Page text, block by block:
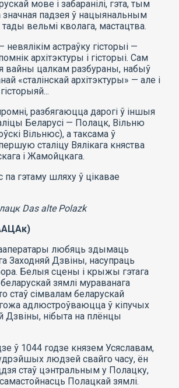
мове і забаранілі, гэта, тым
падзея ў нацыянальным
вельмі кволага, мастацтва.
невялікім астраўку гісторыі —
архітэктуры і гісторыі. Сам
вайны цалкам разбураны, набыў
«сталінскай архітэктуры» — але і
разбягаюцца дарогі ў іншыя
Беларусі — Полацк, Вільню
Вільнюс), а таксама ў
сталіцу Вялікага княства
і Жамойцкага.
гэтаму шляху ў цікавае
Das alte Polazk
любяць здымаць
Заходняй Дзвіны, насупраць
Белыя сцены і крыжы гэтага
зямлі мураванага
стаў сімвалам беларускай
адлюстроўваюцца ў кіпучых
Дзвіны, нібыта на плёнцы
ў 1044 годзе князем Усяславам,
людзей свайго часу, ён
стаў цэнтральным у Полацку,
Полацкай зямлі.